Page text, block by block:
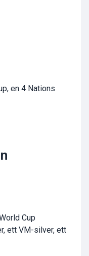
en 4 Nations
Cup
ett VM-silver, ett